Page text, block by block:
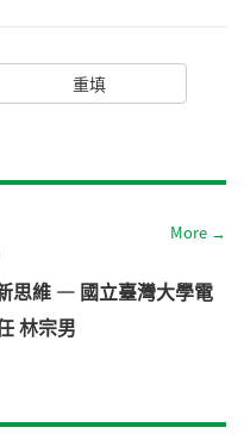
More →
思維 — 國立臺灣大學電
林宗男